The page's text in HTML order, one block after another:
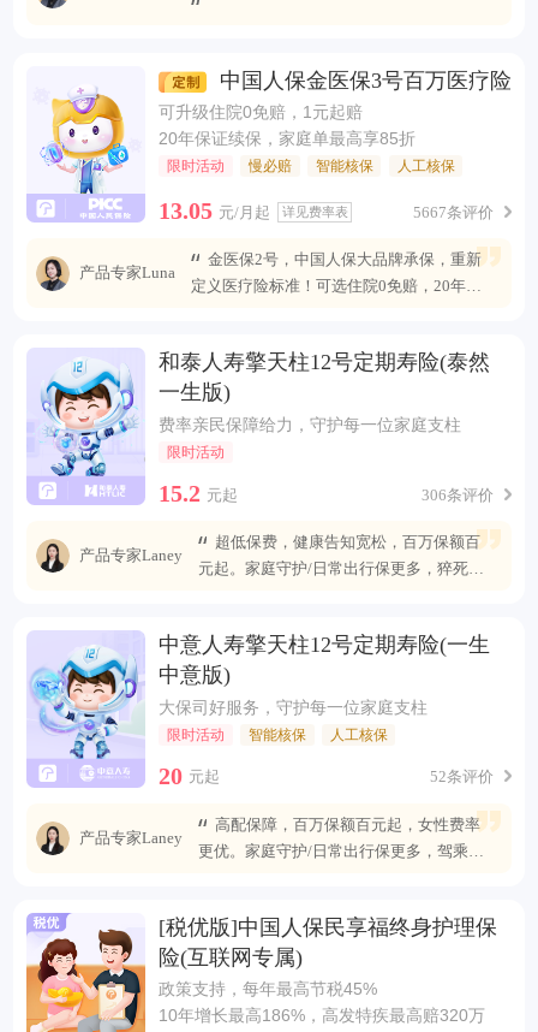
中国人保金医保3号百万医疗险
可升级住院0免赔，1元起赔
20年保证续保，家庭单最高享85折
限时活动 慢必赔 智能核保 人工核保
13.05 元/月起 详见费率表 5667条评价
产品专家Luna
金医保2号，中国人保大品牌承保，重新
定义医疗险标准！可选住院0免赔，20年安
和泰人寿擎天柱12号定期寿险(泰然
一生版)
费率亲民保障给力，守护每一位家庭支柱
限时活动
15.2 元起 306条评价
产品专家Laney
超低保费，健康告知宽松，百万保额百
元起。家庭守护/日常出行保更多，猝死可
中意人寿擎天柱12号定期寿险(一生
中意版)
大保司好服务，守护每一位家庭支柱
限时活动 智能核保 人工核保
20 元起 52条评价
产品专家Laney
高配保障，百万保额百元起，女性费率
更优。家庭守护/日常出行保更多，驾乘自
[税优版]中国人保民享福终身护理保
险(互联网专属)
政策支持，每年最高节税45%
10年增长最高186%，高发特疾最高赔320万